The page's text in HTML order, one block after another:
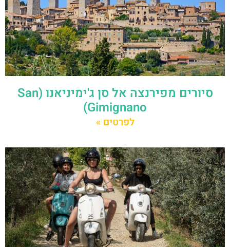
סיורים מפירנצה אל סן ג'ימיניאנו (San
Gimignano)
לפרטים »